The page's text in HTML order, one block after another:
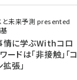
と未来予測 presented
情に学ぶWithコロ
ドは「非接触」「コ
拡張」